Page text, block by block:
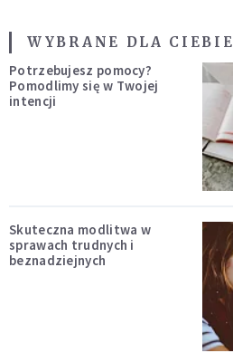
WYBRANE DLA CIEBIE
Potrzebujesz pomocy?
Pomodlimy się w Twojej
intencji
Skuteczna modlitwa w
sprawach trudnych i
beznadziejnych